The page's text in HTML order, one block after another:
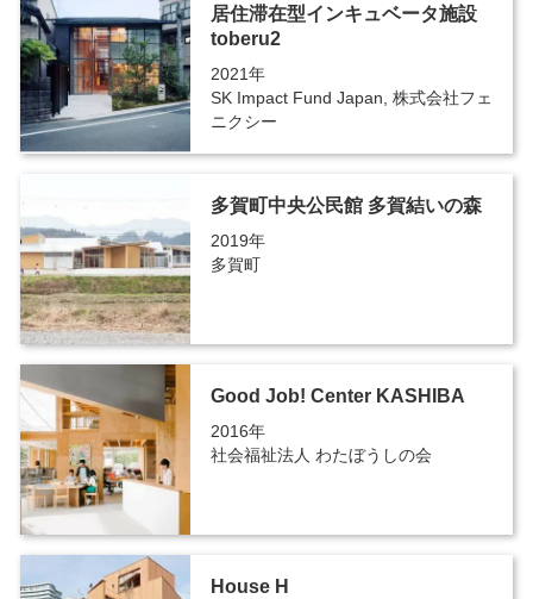
居住滞在型インキュベータ施設
toberu2
2021年
SK Impact Fund Japan, 株式会社フェ
ニクシー
多賀町中央公民館 多賀結いの森
2019年
多賀町
Good Job! Center KASHIBA
2016年
社会福祉法人 わたぼうしの会
House H